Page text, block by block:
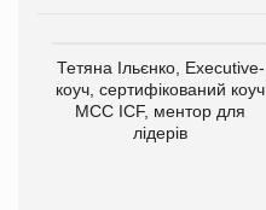
Тетяна Ільєнко, Executive-
коуч, сертифікований коуч
МСС ICF, ментор для
лідерів